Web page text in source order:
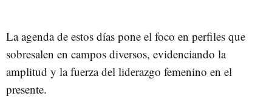
La agenda de estos días pone el foco en perfiles que
sobresalen en campos diversos, evidenciando la
amplitud y la fuerza del liderazgo femenino en el
presente.